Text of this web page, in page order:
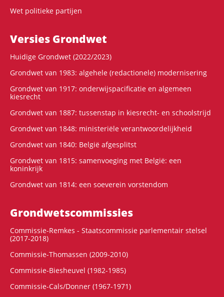
Wet politieke partijen
Versies Grondwet
Huidige Grondwet (2022/2023)
Grondwet van 1983: algehele (redactionele) modernisering
Grondwet van 1917: onderwijspacificatie en algemeen
kiesrecht
Grondwet van 1887: tussenstap in kiesrecht- en schoolstrijd
Grondwet van 1848: ministeriële verantwoordelijkheid
Grondwet van 1840: België afgesplitst
Grondwet van 1815: samenvoeging met België: een
koninkrijk
Grondwet van 1814: een soeverein vorstendom
Grondwets­commissies
Commissie-Remkes - Staatscommissie parlementair stelsel
(2017-2018)
Commissie-Thomassen (2009-2010)
Commissie-Biesheuvel (1982-1985)
Commissie-Cals/Donner (1967-1971)